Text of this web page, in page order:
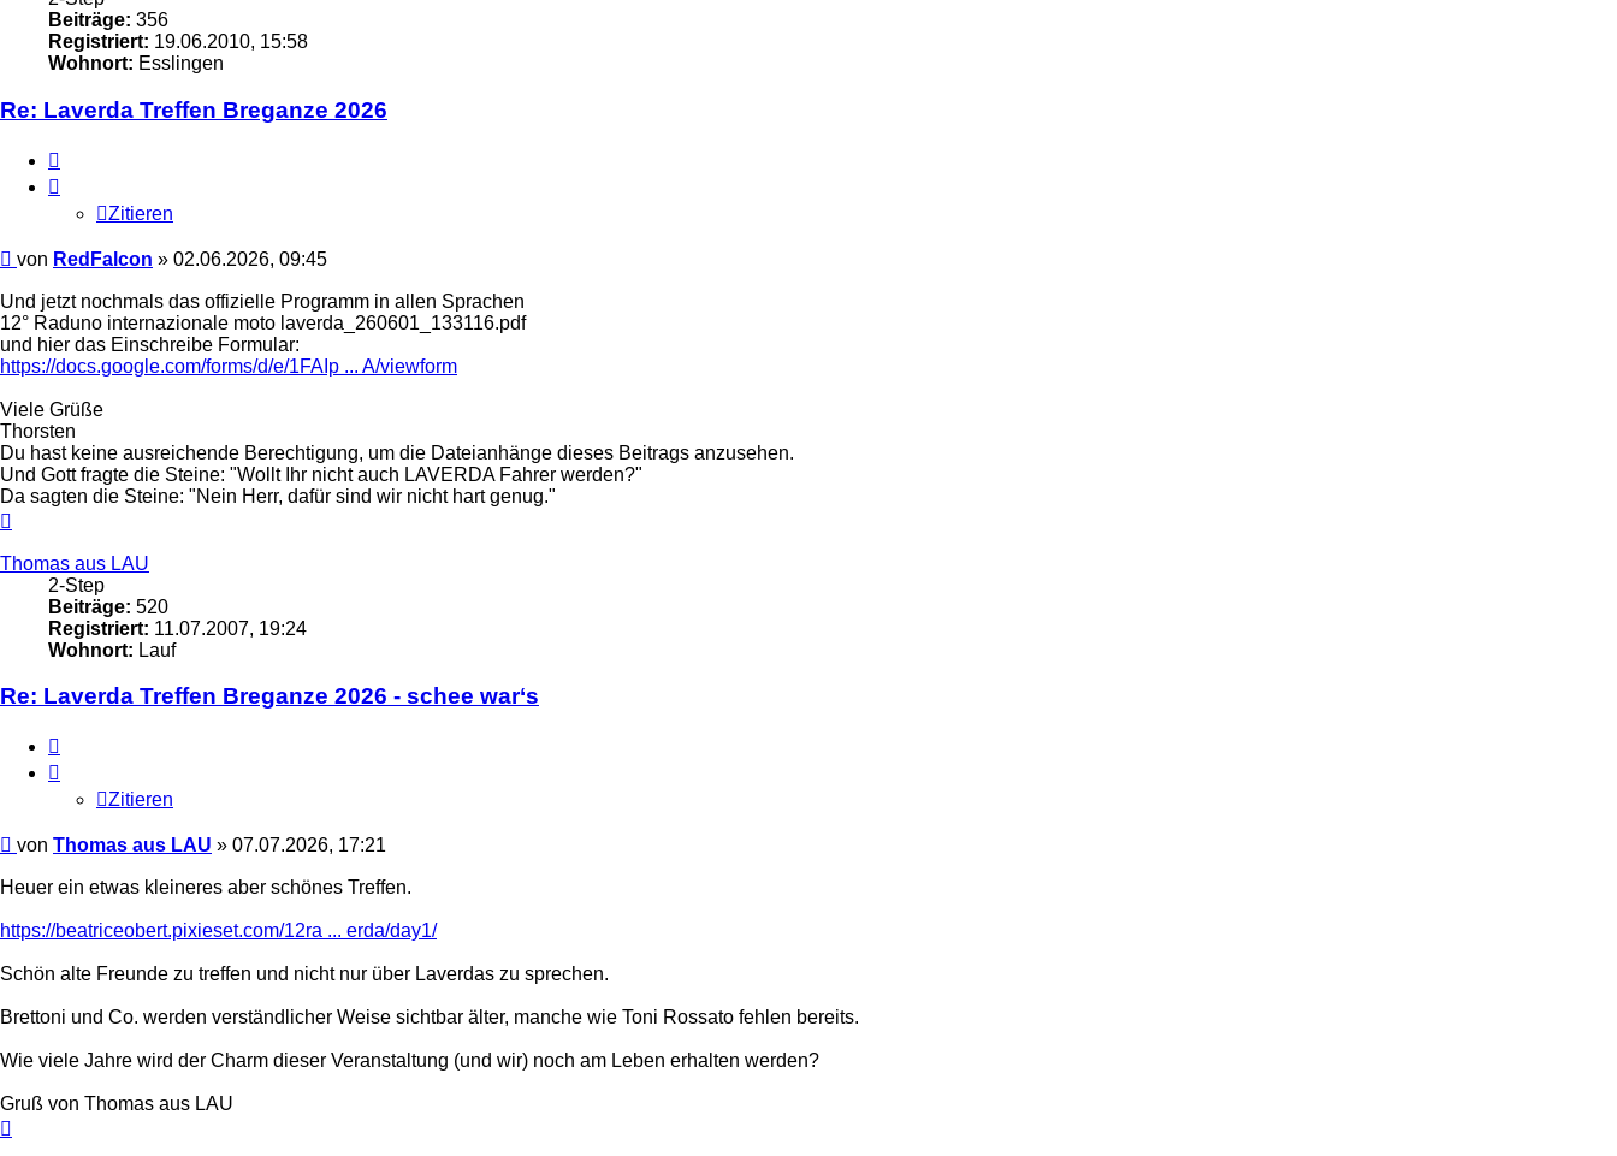
Beiträge: 356
Registriert: 19.06.2010, 15:58
Wohnort: Esslingen
Re: Laverda Treffen Breganze 2026
Zitieren
Beitrag
von RedFalcon » 02.06.2026, 09:45
Und jetzt nochmals das offizielle Programm in allen Sprachen
12° Raduno internazionale moto laverda_260601_133116.pdf
und hier das Einschreibe Formular:
https://docs.google.com/forms/d/e/1FAIp ... A/viewform
Viele Grüße
Thorsten
Du hast keine ausreichende Berechtigung, um die Dateianhänge dieses Beitrags anzusehen.
Und Gott fragte die Steine: "Wollt Ihr nicht auch LAVERDA Fahrer werden?"
Da sagten die Steine: "Nein Herr, dafür sind wir nicht hart genug."
Thomas aus LAU
2-Step
Beiträge: 520
Registriert: 11.07.2007, 19:24
Wohnort: Lauf
Re: Laverda Treffen Breganze 2026 - schee war‘s
Zitieren
Beitrag
von Thomas aus LAU » 07.07.2026, 17:21
Heuer ein etwas kleineres aber schönes Treffen.
https://beatriceobert.pixieset.com/12ra ... erda/day1/
Schön alte Freunde zu treffen und nicht nur über Laverdas zu sprechen.
Brettoni und Co. werden verständlicher Weise sichtbar älter, manche wie Toni Rossato fehlen bereits.
Wie viele Jahre wird der Charm dieser Veranstaltung (und wir) noch am Leben erhalten werden?
Gruß von Thomas aus LAU